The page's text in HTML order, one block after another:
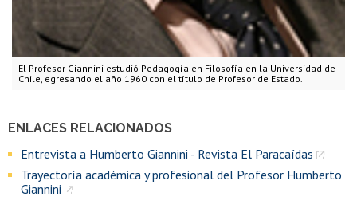
El Profesor Giannini estudió Pedagogía en Filosofía en la Universidad de
Chile, egresando el año 1960 con el título de Profesor de Estado.
ENLACES RELACIONADOS
Entrevista a Humberto Giannini - Revista El Paracaídas
Trayectoría académica y profesional del Profesor Humberto
Giannini